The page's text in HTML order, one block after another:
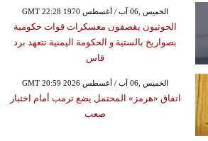
GMT 22:28 1970 الخميس ,06 آب / أغسطس
الحوثيون يقصفون معسكرات قوات حكومية
بصواريخ بالستية و الحكومة اليمنية تتعهد برد
قاس
GMT 20:59 2026 الخميس ,06 آب / أغسطس
اتفاق «هرمز» المحتمل يضع ترمب أمام اختبار
صعب